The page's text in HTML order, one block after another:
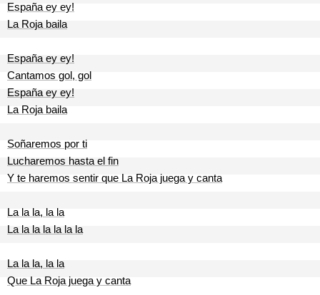
España ey ey!
La Roja baila
España ey ey!
Cantamos gol, gol
España ey ey!
La Roja baila
Soñaremos por ti
Lucharemos hasta el fin
Y te haremos sentir que La Roja juega y canta
La la la, la la
La la la la la la la
La la la, la la
Que La Roja juega y canta